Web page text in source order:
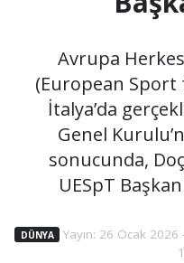
Avrupa
(European Sport
İtalya’da
Genel
sonucunda,
UESpT
DÜNYA
Yayın: 26 Ocak